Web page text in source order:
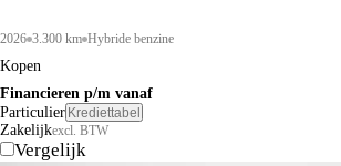
2026 3.300 km Hybride benzine
Kopen
Financieren p/m vanaf
Particulier Krediettabel
Zakelijkexcl. BTW
Vergelijk